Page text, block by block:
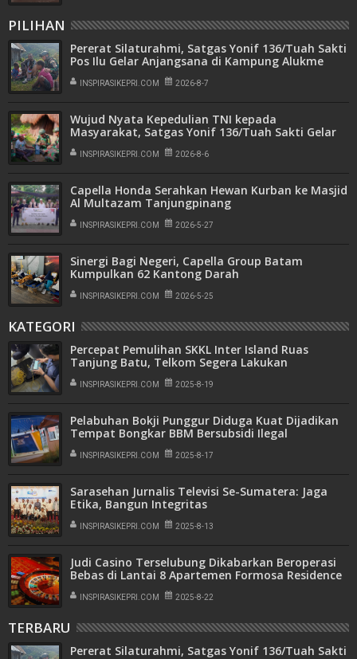
PILIHAN
Pererat Silaturahmi, Satgas Yonif 136/Tuah Sakti
Pos Ilu Gelar Anjangsana di Kampung Alukme
INSPIRASIKEPRI.COM 2026-8-7
Wujud Nyata Kepedulian TNI kepada
Masyarakat, Satgas Yonif 136/Tuah Sakti Gelar
Pengobatan Keliling di Kampung Kalome
INSPIRASIKEPRI.COM 2026-8-6
Capella Honda Serahkan Hewan Kurban ke Masjid
Al Multazam Tanjungpinang
INSPIRASIKEPRI.COM 2026-5-27
Sinergi Bagi Negeri, Capella Group Batam
Kumpulkan 62 Kantong Darah
INSPIRASIKEPRI.COM 2026-5-25
KATEGORI
Percepat Pemulihan SKKL Inter Island Ruas
Tanjung Batu, Telkom Segera Lakukan
Permanenisasi Sambungan Kabel Laut
INSPIRASIKEPRI.COM 2025-8-19
Pelabuhan Bokji Punggur Diduga Kuat Dijadikan
Tempat Bongkar BBM Bersubsidi Ilegal
INSPIRASIKEPRI.COM 2025-8-17
Sarasehan Jurnalis Televisi Se-Sumatera: Jaga
Etika, Bangun Integritas
INSPIRASIKEPRI.COM 2025-8-13
Judi Casino Terselubung Dikabarkan Beroperasi
Bebas di Lantai 8 Apartemen Formosa Residence
INSPIRASIKEPRI.COM 2025-8-22
TERBARU
Pererat Silaturahmi, Satgas Yonif 136/Tuah Sakti